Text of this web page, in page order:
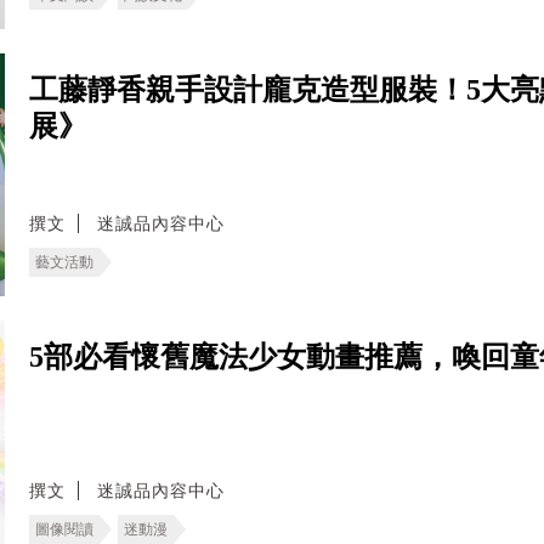
工藤靜香親手設計龐克造型服裝！5大
展》
撰文 迷誠品內容中心
藝文活動
5部必看懷舊魔法少女動畫推薦，喚回
撰文 迷誠品內容中心
圖像閱讀 迷動漫